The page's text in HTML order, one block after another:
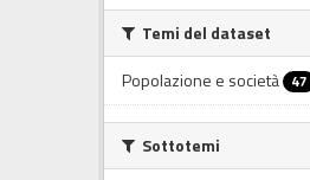
Temi del dataset
Popolazione e società 47
Sottotemi